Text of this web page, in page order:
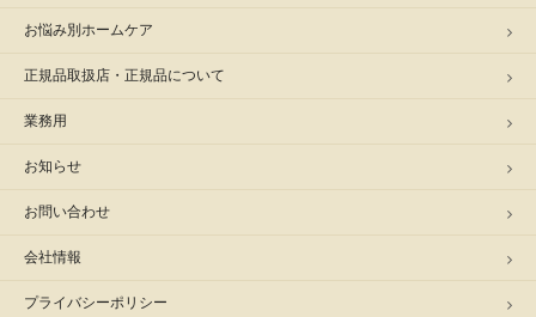
お悩み別ホームケア
正規品取扱店・正規品について
業務用
お知らせ
お問い合わせ
会社情報
プライバシーポリシー